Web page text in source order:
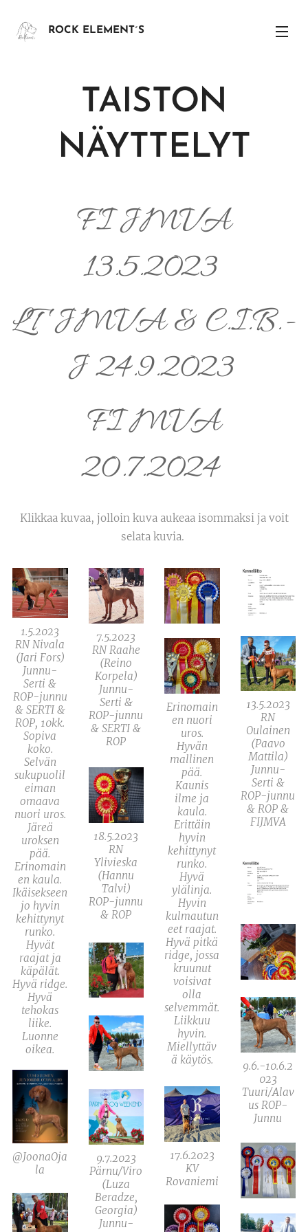
ROCK ELEMENT´S
TAISTON
NÄYTTELYT
FI JMVA
13.5.2023
LT JMVA & C.I.B.-
J 24.9.2023
FI MVA
20.7.2024
Klikkaa kuvaa, jolloin kuva aukeaa isommaksi ja voit
selata kuvia.
1.5.2023
RN Nivala
(Jari Fors)
Junnu-
Serti &
ROP-junnu
& SERTI &
ROP, 10kk.
Sopiva
koko.
Selvän
sukupuolil
eiman
omaava
nuori uros.
Järeä
uroksen
pää.
Erinomain
en kaula.
Ikäisekseen
jo hyvin
kehittynyt
runko.
Hyvät
raajat ja
käpälät.
Hyvä ridge.
Hyvä
tehokas
liike.
Luonne
oikea.
7.5.2023
RN Raahe
(Reino
Korpela)
Junnu-
Serti &
ROP-junnu
& SERTI &
ROP
13.5.2023
RN
Oulainen
(Paavo
Mattila)
Junnu-
Serti &
ROP-junnu
& ROP &
FIJMVA
Erinomain
en nuori
uros.
Hyvän
mallinen
pää.
Kaunis
ilme ja
kaula.
Erittäin
hyvin
kehittynyt
runko.
Hyvä
ylälinja.
Hyvin
kulmautun
eet raajat.
Hyvä pitkä
ridge, jossa
kruunut
voisivat
olla
selvemmät.
Liikkuu
hyvin.
Miellyttäv
ä käytös.
18.5.2023
RN
Ylivieska
(Hannu
Talvi)
ROP-junnu
& ROP
9.6.-10.6.2
023
Tuuri/Alav
us ROP-
Junnu
@JoonaOja
la
17.6.2023
KV
Rovaniemi
9.7.2023
Pärnu/Viro
(Luza
Beradze,
Georgia)
Junnu-